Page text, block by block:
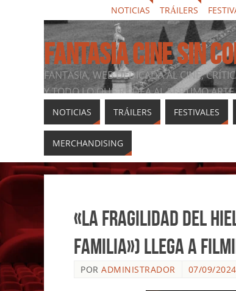
NOTICIAS TRÁILERS
FANTASIA CINE SIN
FANTASIA, WEB DEDICADA AL CINE,
Y TODO LO QUE RODEA AL SÉPTIMO ARTE
NOTICIAS TRÁILERS FESTIVALES
MERCHANDISING
«La fragilidad del
familia») llega a
POR ADMINISTRADOR 07/09/2024